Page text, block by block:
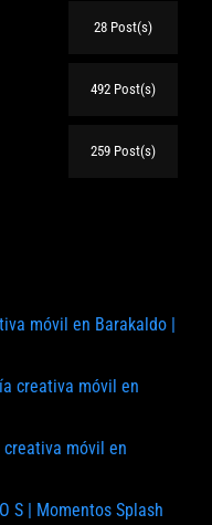
28 Post(s)
492 Post(s)
259 Post(s)
móvil en Barakaldo |
creativa móvil en
móvil en
S | Momentos Splash